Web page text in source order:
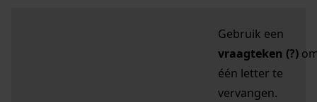
Gebruik een
vraagteken (?)
één letter te
vervangen.